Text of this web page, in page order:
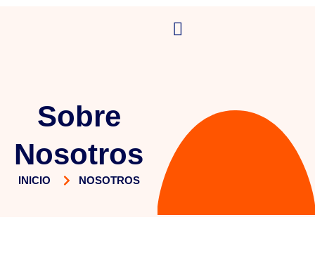
Sobre
Nosotros
INICIO NOSOTROS